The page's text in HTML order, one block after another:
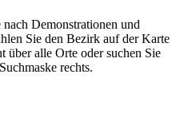
Demonstrationen und
Sie den Bezirk auf der Karte
über alle Orte oder suchen Sie
rechts.